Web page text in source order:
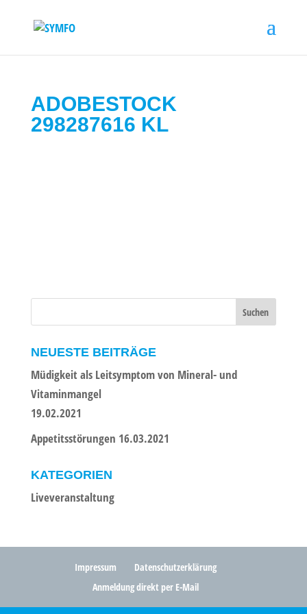
ADOBESTOCK
298287616 KL
NEUESTE BEITRÄGE
Müdigkeit als Leitsymptom von Mineral- und
Vitaminmangel
19.02.2021
Appetitsstörungen 16.03.2021
KATEGORIEN
Liveveranstaltung
Impressum
Datenschutzerklärung
Anmeldung direkt per E-Mail